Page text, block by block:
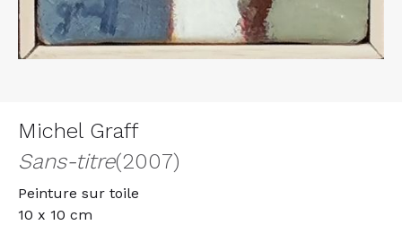
Michel Graff
Sans-titre(2007)
Peinture sur toile
10 x 10 cm